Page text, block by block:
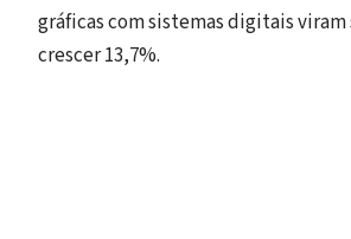
gráficas com sistemas digitais viram
crescer 13,7%.